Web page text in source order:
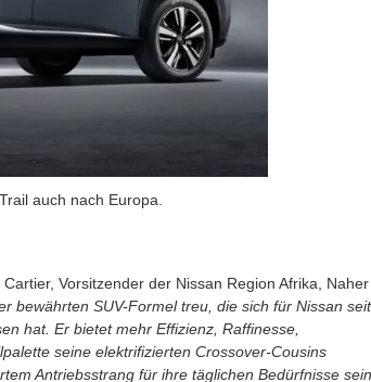
auch nach Europa.
Cartier, Vorsitzender der Nissan Region Afrika, Naher
bewährten SUV-Formel treu, die sich für Nissan seit
hat. Er bietet mehr Effizienz, Raffinesse,
seine elektrifizierten Crossover-Cousins
Antriebsstrang für ihre täglichen Bedürfnisse